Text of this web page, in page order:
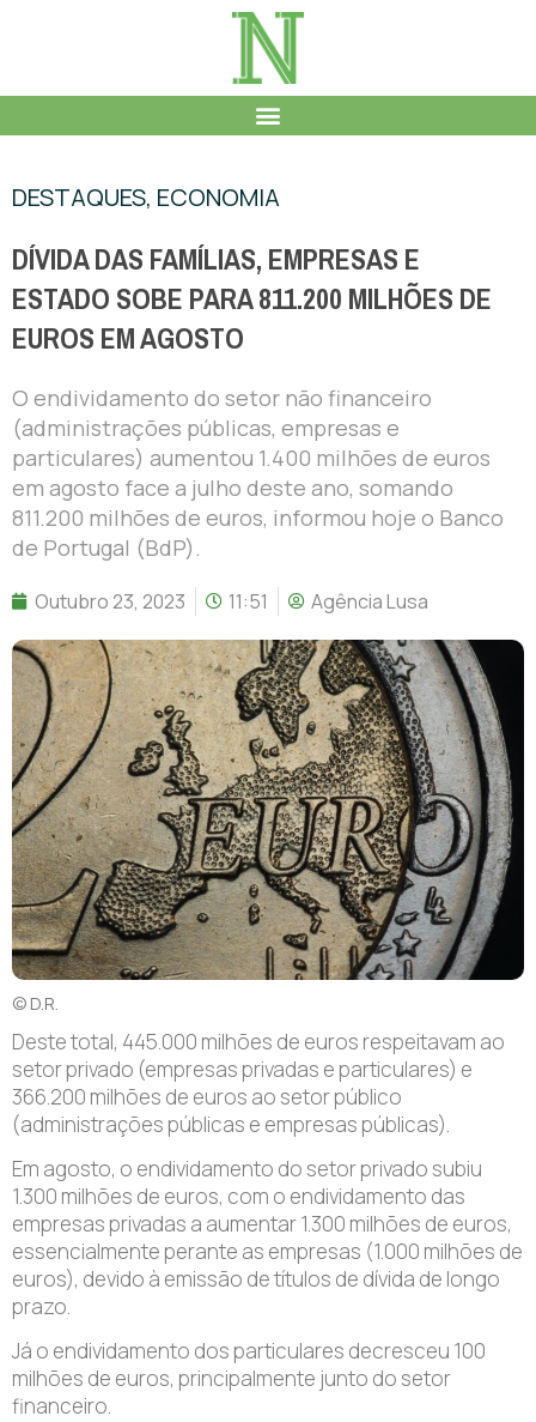
DESTAQUES, ECONOMIA
DÍVIDA DAS FAMÍLIAS, EMPRESAS E
ESTADO SOBE PARA 811.200 MILHÕES DE
EUROS EM AGOSTO
O endividamento do setor não financeiro
(administrações públicas, empresas e
particulares) aumentou 1.400 milhões de euros
em agosto face a julho deste ano, somando
811.200 milhões de euros, informou hoje o Banco
de Portugal (BdP).
Outubro 23, 2023 11:51 Agência Lusa
© D.R.
Deste total, 445.000 milhões de euros respeitavam ao
setor privado (empresas privadas e particulares) e
366.200 milhões de euros ao setor público
(administrações públicas e empresas públicas).
Em agosto, o endividamento do setor privado subiu
1.300 milhões de euros, com o endividamento das
empresas privadas a aumentar 1.300 milhões de euros,
essencialmente perante as empresas (1.000 milhões de
euros), devido à emissão de títulos de dívida de longo
prazo.
Já o endividamento dos particulares decresceu 100
milhões de euros, principalmente junto do setor
financeiro.